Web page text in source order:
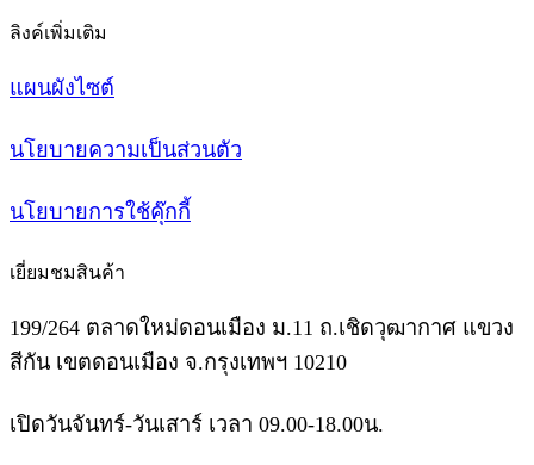
ลิงค์เพิ่มเติม
แผนผังไซต์
นโยบายความเป็นส่วนตัว
นโยบายการใช้คุ๊กกี้
เยี่ยมชมสินค้า
199/264 ตลาดใหม่ดอนเมือง ม.11 ถ.เชิดวุฒากาศ แขวง
สีกัน เขตดอนเมือง จ.กรุงเทพฯ 10210
เปิดวันจันทร์-วันเสาร์ เวลา 09.00-18.00น.